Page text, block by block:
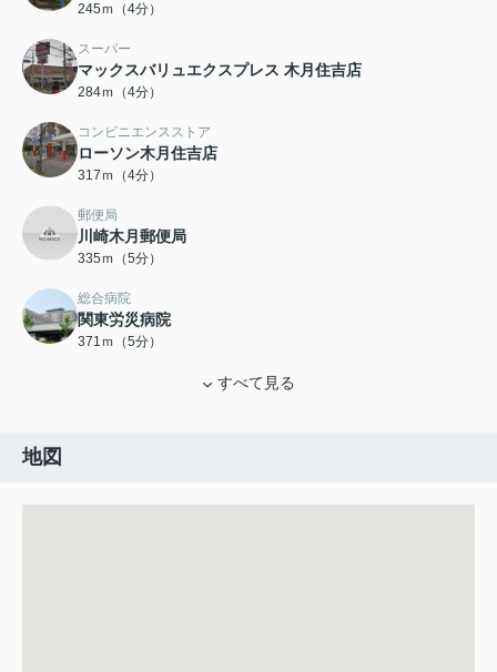
245ｍ（4分）
スーパー
マックスバリュエクスプレス 木月住吉店
284ｍ（4分）
コンビニエンスストア
ローソン木月住吉店
317ｍ（4分）
郵便局
川崎木月郵便局
335ｍ（5分）
総合病院
関東労災病院
371ｍ（5分）
すべて見る
地図